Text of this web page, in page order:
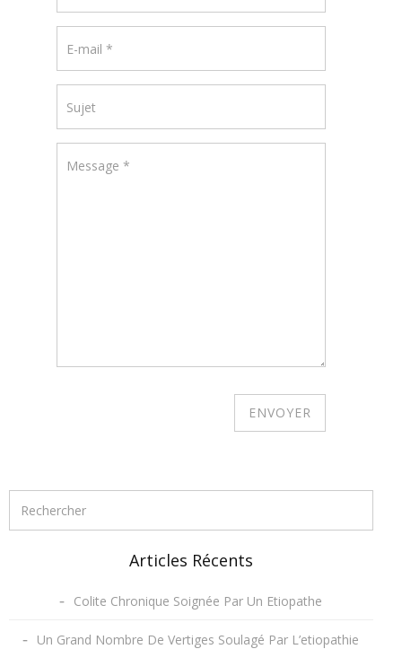
Articles Récents
Colite Chronique Soignée Par Un Etiopathe
Un Grand Nombre De Vertiges Soulagé Par L’etiopathie